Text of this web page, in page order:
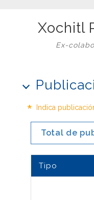
Xochitl
Ex-
* Indica
Total de
Tipo